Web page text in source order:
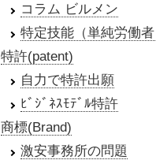
コラム ビルメン
特定技能（単純労働
特許(patent)
自力で特許出願
ﾋﾞｼﾞﾈｽﾓﾃﾞﾙ特許
商標(Brand)
激安事務所の問題